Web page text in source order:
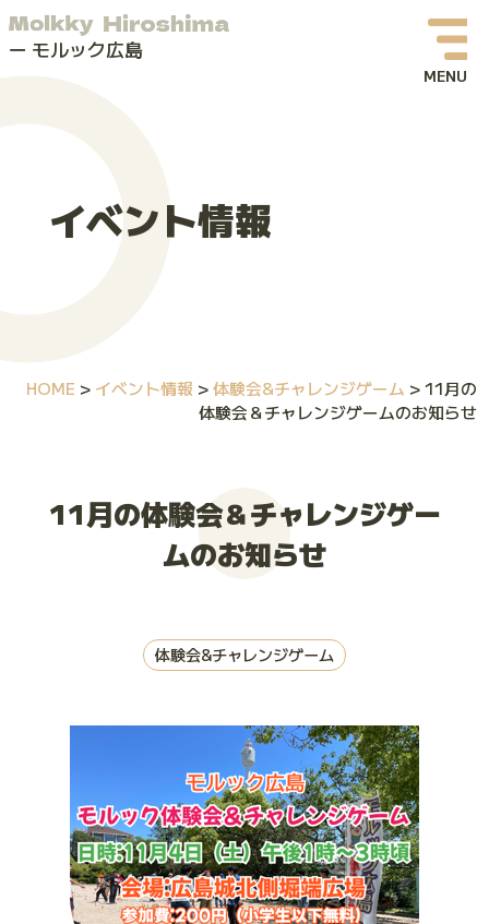
モルックってなに？
お問い合わせ
大会お申し込み
モルック広島
イベント情報
HOME > イベント情報 >体験会&チャレンジゲーム >11月の
体験会＆チャレンジゲームのお知らせ
11月の体験会＆チャレンジゲー
ムのお知らせ
体験会&チャレンジゲーム